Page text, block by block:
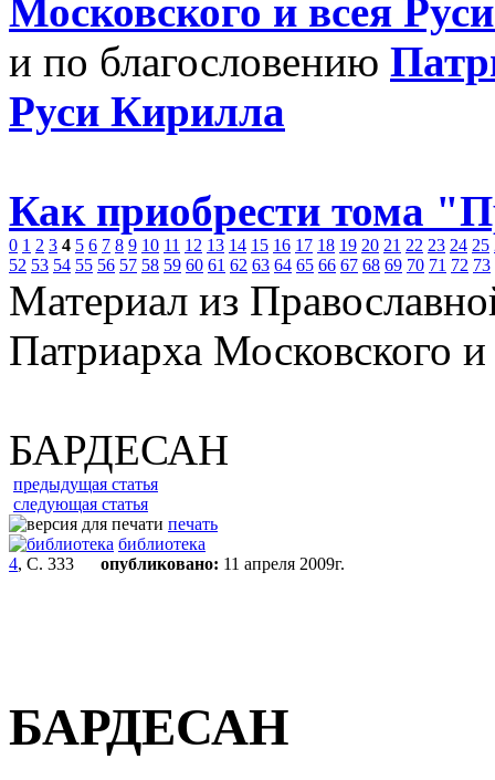
Московского и всея
и по благословению
Руси Кирилла
Как приобрести тома
0 1 2 3 4 5 6 7 8 9 10 11 12 13 14 15 16 17 18 19 20 21 22 23 24 25
52 53 54 55 56 57 58 59 60 61 62 63 64 65 66 67 68 69 70 71 72 73
Материал из
Патриарха Московского
БАРДЕСАН
предыдущая статья
следующая статья
печать
библиотека
4, С. 333 опубликовано: 11 апреля 2009г.
БАРДЕСАН